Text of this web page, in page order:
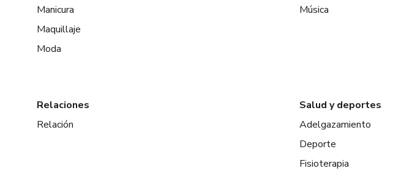
Manicura
Maquillaje
Moda
Música
Relaciones
Relación
Salud y deportes
Adelgazamiento
Deporte
Fisioterapia